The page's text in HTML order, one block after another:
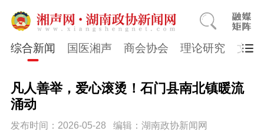
综合新闻 国医湘声 商会协会 理论研究 文史
凡人善举，爱心滚烫！石门县南北镇暖流
涌动
发布时间：2026-05-28 编辑：湖南政协新闻网